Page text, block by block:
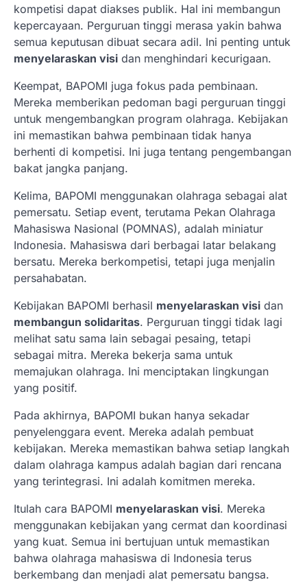
kompetisi dapat diakses publik. Hal ini membangun
kepercayaan. Perguruan tinggi merasa yakin bahwa
semua keputusan dibuat secara adil. Ini penting untuk
menyelaraskan visi dan menghindari kecurigaan.
Keempat, BAPOMI juga fokus pada pembinaan.
Mereka memberikan pedoman bagi perguruan tinggi
untuk mengembangkan program olahraga. Kebijakan
ini memastikan bahwa pembinaan tidak hanya
berhenti di kompetisi. Ini juga tentang pengembangan
bakat jangka panjang.
Kelima, BAPOMI menggunakan olahraga sebagai alat
pemersatu. Setiap event, terutama Pekan Olahraga
Mahasiswa Nasional (POMNAS), adalah miniatur
Indonesia. Mahasiswa dari berbagai latar belakang
bersatu. Mereka berkompetisi, tetapi juga menjalin
persahabatan.
Kebijakan BAPOMI berhasil menyelaraskan visi dan
membangun solidaritas. Perguruan tinggi tidak lagi
melihat satu sama lain sebagai pesaing, tetapi
sebagai mitra. Mereka bekerja sama untuk
memajukan olahraga. Ini menciptakan lingkungan
yang positif.
Pada akhirnya, BAPOMI bukan hanya sekadar
penyelenggara event. Mereka adalah pembuat
kebijakan. Mereka memastikan bahwa setiap langkah
dalam olahraga kampus adalah bagian dari rencana
yang terintegrasi. Ini adalah komitmen mereka.
Itulah cara BAPOMI menyelaraskan visi. Mereka
menggunakan kebijakan yang cermat dan koordinasi
yang kuat. Semua ini bertujuan untuk memastikan
bahwa olahraga mahasiswa di Indonesia terus
berkembang dan menjadi alat pemersatu bangsa.